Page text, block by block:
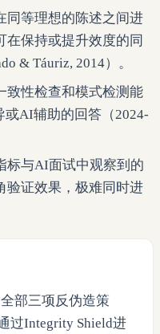
同等理想的陈述之间进
保持或提升效度的同
& Táuriz, 2014）。
致性检查和模式检测能
或AI辅助的回答（2024-
标与AI面试中观察到的
验证效果，极难同时进
部三项反伪造策
过Integrity Shield进